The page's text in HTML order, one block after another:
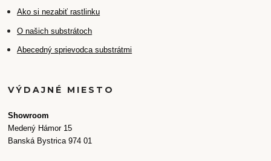
Ako si nezabiť rastlinku
O našich substrátoch
Abecedný sprievodca substrátmi
VÝDAJNÉ MIESTO
Showroom
Medený Hámor 15
Banská Bystrica 974 01